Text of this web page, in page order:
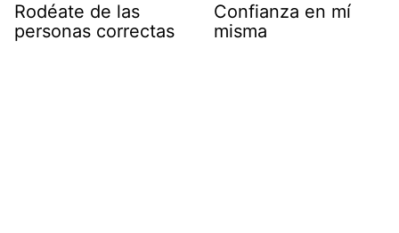
Rodéate de las
personas correctas
Confianza en mí
misma